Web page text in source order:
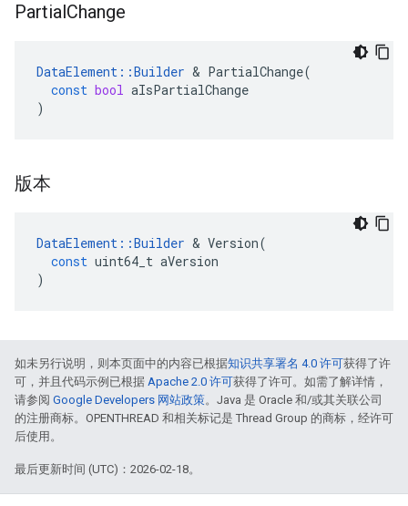
PartialChange
DataElement ::Builder & PartialChange(
const bool aIsPartialChange
)
版本
DataElement ::Builder & Version(
const uint64_t aVersion
)
如未另行说明，则本页面中的内容已根据知识共享署名 4.0 许可获得了许
可，并且代码示例已根据 Apache 2.0 许可获得了许可。如需了解详情，
请参阅 Google Developers 网站政策。Java 是 Oracle 和/或其关联公司
的注册商标。OPENTHREAD 和相关标记是 Thread Group 的商标，经许可
后使用。
最后更新时间 (UTC)：2026-02-18。